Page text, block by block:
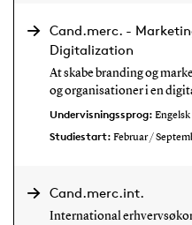
Cand.merc. -
Digitalization
At skabe branding og
og organisationer i en
Undervisningssprog: Engelsk
Studiestart: Februar /
Cand.merc.int.
International